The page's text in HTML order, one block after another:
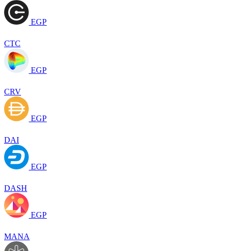
EGP
CTC
EGP
CRV
EGP
DAI
EGP
DASH
EGP
MANA